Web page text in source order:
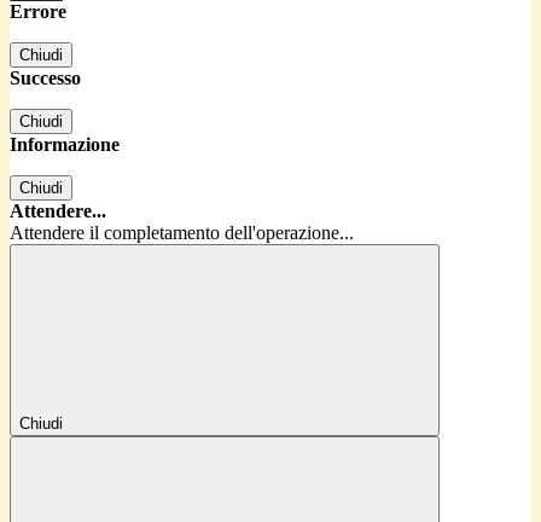
Errore
Chiudi
Successo
Chiudi
Informazione
Chiudi
Attendere...
Attendere il completamento dell'operazione...
Chiudi